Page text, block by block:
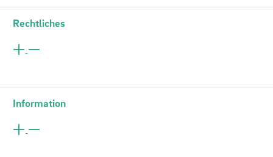
Rechtliches
Information